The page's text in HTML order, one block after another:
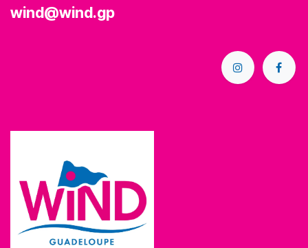
wind@wind.gp